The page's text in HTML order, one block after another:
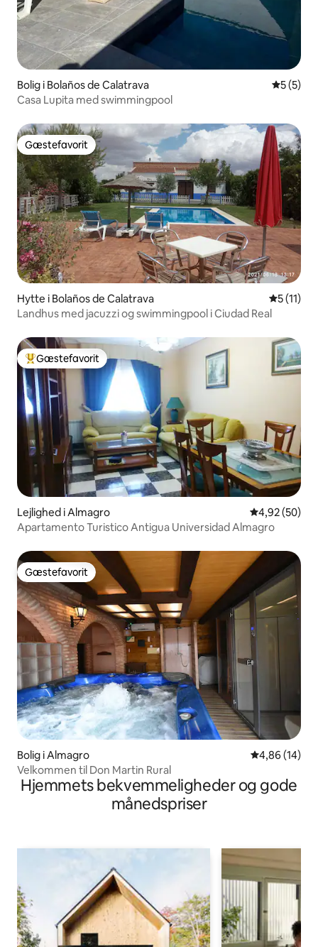
Bolig i Bolaños de Calatrava 5 ud af 5
5 (5)
Casa Lupita med swimmingpool
Gæstefavorit
Gæstefavorit
Hytte i Bolaños de Calatrava 5 ud af 5
5 (11)
Landhus med jacuzzi og swimmingpool i Ciudad Real
Bedste gæstefavorit
Gæstefavorit
Lejlighed i Almagro 4,92 ud af 5 i
4,92 (50)
Apartamento Turistico Antigua Universidad Almagro
Gæstefavorit
Gæstefavorit
Bolig i Almagro 4,86 ud af 5 i
4,86 (14)
Velkommen til Don Martin Rural
Hjemmets bekvemmeligheder og gode
månedspriser